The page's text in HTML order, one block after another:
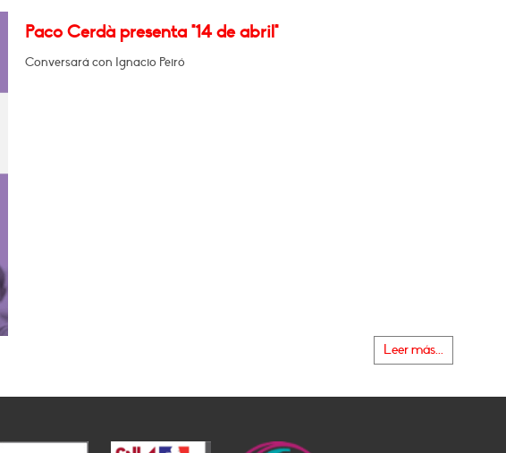
Paco Cerdà presenta "14 de abril"
Conversará con Ignacio Peiró
Leer más...